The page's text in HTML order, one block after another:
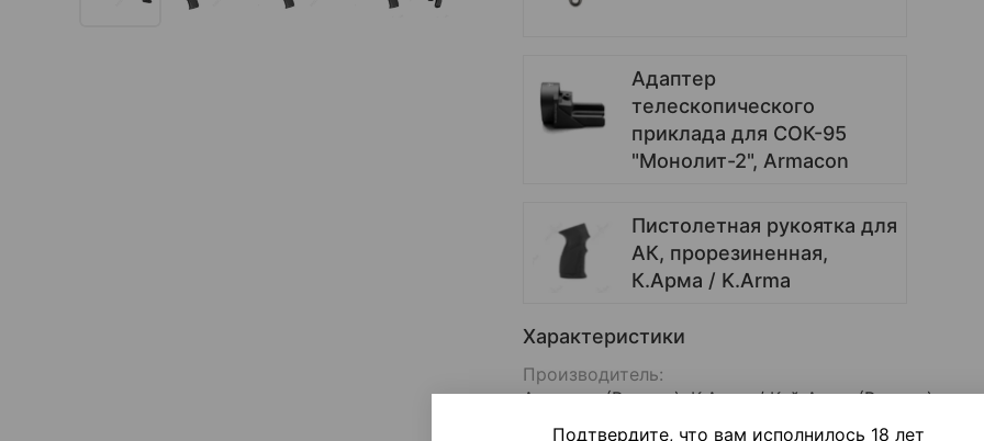
Адаптер
телескопического
приклада для СОК-95
"Монолит-2", Armacon
Пистолетная рукоятка для
AК, прорезиненная,
К.Арма / K.Arma
Характеристики
Производитель:
Армакон (Россия), К.Арма / Кей Арма (Россия)
Подтвердите, что вам исполнилось 18 лет